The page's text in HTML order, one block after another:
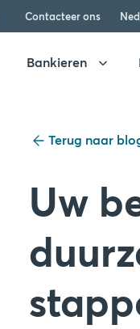
Contacteer ons
Bankieren
Terug naar
Uw